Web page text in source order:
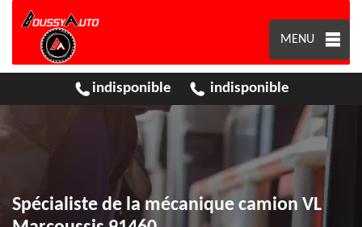
MENU
indisponible indisponible
Spécialiste de la mécanique camion VL